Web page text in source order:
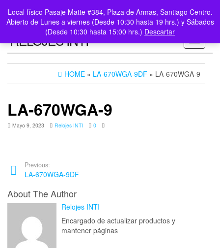
Local físico Pasaje Matte #384, Plaza de Armas, Santiago Centro.
Abierto de Lunes a viernes (Desde 10:30 hasta 19 hrs.) y Sábados
(Desde 10:30 hasta 15:00 hrs.) Descartar
LOGIN /
REGISTER
0
$0
Toggle
RELOJES INTI
HOME » LA-670WGA-9DF » LA-670WGA-9
LA-670WGA-9
Mayo 9, 2023 Relojes INTI 0
Previous:
LA-670WGA-9DF
About The Author
Relojes INTI
Encargado de actualizar productos y
mantener páginas